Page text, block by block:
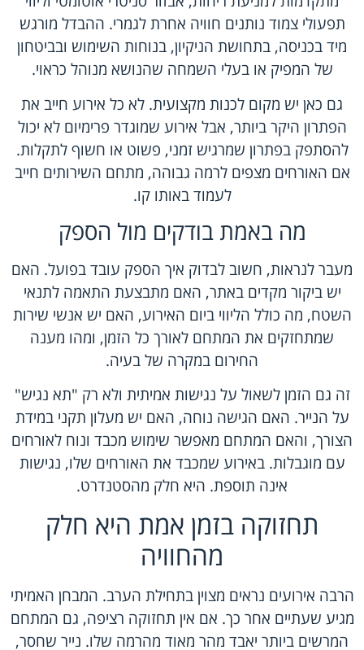
תפעולי צמוד נותנים חוויה אחרת לגמרי. ההבדל מורגש
מיד בכניסה, בתחושת הניקיון, בנוחות השימוש ובביטחון
של המפיק או בעלי השמחה שהנושא מנוהל כראוי.
גם כאן יש מקום לכנות מקצועית. לא כל אירוע חייב את
הפתרון היקר ביותר, אבל אירוע שמוגדר פרימיום לא יכול
להסתפק בפתרון שמרגיש זמני, פשוט או חשוף לתקלות.
אם האורחים מצפים לרמה גבוהה, מתחם השירותים חייב
לעמוד באותו קו.
מה באמת בודקים מול הספק
מעבר לנראות, חשוב לבדוק איך הספק עובדבפועל. האם
יש ביקור מקדים באתר, האם מתבצעת התאמה לתנאי
השטח, מה כולל הליווי ביום האירוע, האם יש אנשי שירות
שמתחזקים את המתחם לאורך כל הזמן, ומהו מענה
החירום במקרה של בעיה.
זה גם הזמן לשאול על נגישות אמיתית ולא רק "תא נגיש"
על הנייר. האם הגישה נוחה, האם יש מעלון תקני במידת
הצורך, והאם המתחם מאפשר שימוש מכבד ונוח לאורחים
עם מוגבלות. באירוע שמכבד את האורחים שלו, נגישות
אינה תוספת. היא חלק מהסטנדרט.
תחזוקה בזמן אמת היא חלק
מהחוויה
הרבה אירועים נראים מצוין בתחילת הערב. המבחן האמיתי
מגיע שעתיים אחר כך. אם אין תחזוקה רציפה, גם המתחם
המרשים ביותר יאבד מהר מאוד מהרמה שלו. נייר שחסר,